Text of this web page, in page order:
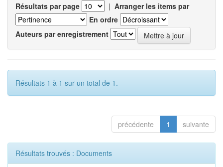
Résultats par page | Arranger les items par
En ordre
Auteurs par enregistrement
Résultats 1 à 1 sur un total de 1.
précédente 1 suivante
Résultats trouvés : Documents